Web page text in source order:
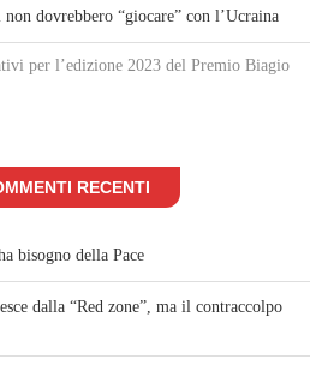
dovrebbero “giocare” con l’Ucraina
per l’edizione 2023 del Premio Biagio
RECENTI
bisogno della Pace
dalla “Red zone”, ma il contraccolpo